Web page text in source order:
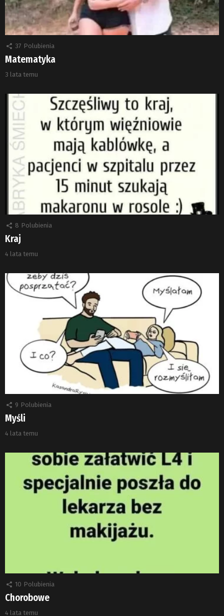
37 Polubienia
Matematyka
3 lata temu
8 Polubienia
Kraj
4 lata temu
9 Polubienia
Myśli
4 lata temu
10 Polubienia
Chorobowe
4 lata temu